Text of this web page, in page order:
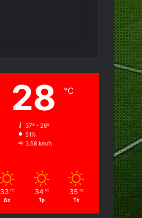
28 ℃
37º - 26º
51%
3.58 km/h
33 ℃
Δε
34 ℃
Τρ
35 ℃
Τε